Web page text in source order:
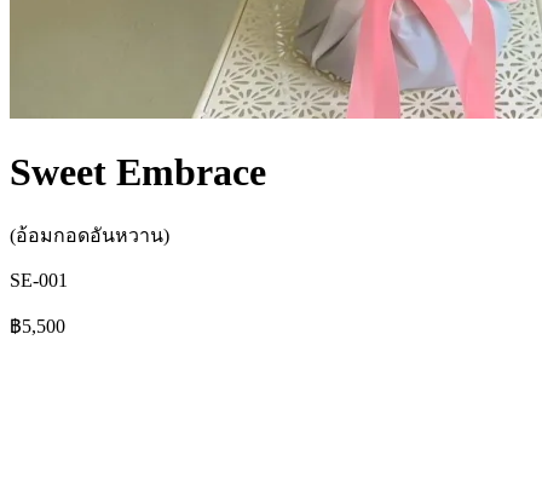
Sweet Embrace
(อ้อมกอดอันหวาน)
SE-001
฿5,500